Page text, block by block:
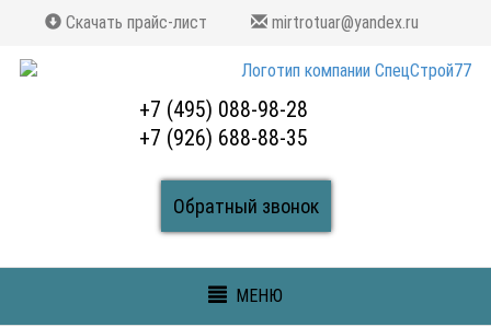
Скачать прайс-лист mirtrotuar@yandex.ru
+7 (495) 088-98-28
+7 (926) 688-88-35
Обратный звонок
МЕНЮ